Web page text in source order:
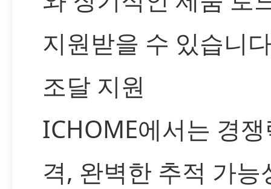
지원받을 수 있습니
조달 지원
ICHOME에서는 경
격, 완벽한 추적 가능